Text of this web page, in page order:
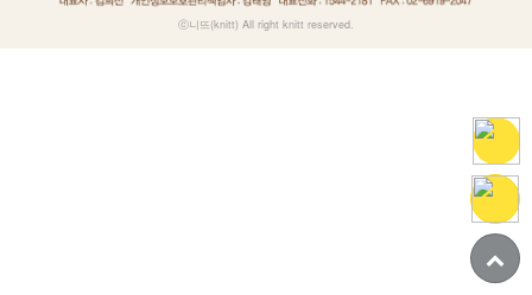
ⓒ니뜨(knitt) All right knitt reserved.